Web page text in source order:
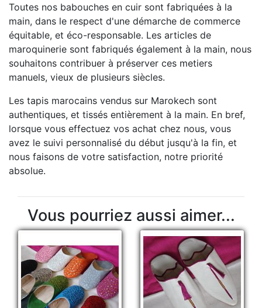
Toutes nos babouches en cuir sont fabriquées à la
main, dans le respect d'une démarche de commerce
équitable, et éco-responsable. Les articles de
maroquinerie sont fabriqués également à la main, nous
souhaitons contribuer à préserver ces metiers
manuels, vieux de plusieurs siècles.
Les tapis marocains vendus sur Marokech sont
authentiques, et tissés entièrement à la main. En bref,
lorsque vous effectuez vos achat chez nous, vous
avez le suivi personnalisé du début jusqu'à la fin, et
nous faisons de votre satisfaction, notre priorité
absolue.
Vous pourriez aussi aimer...